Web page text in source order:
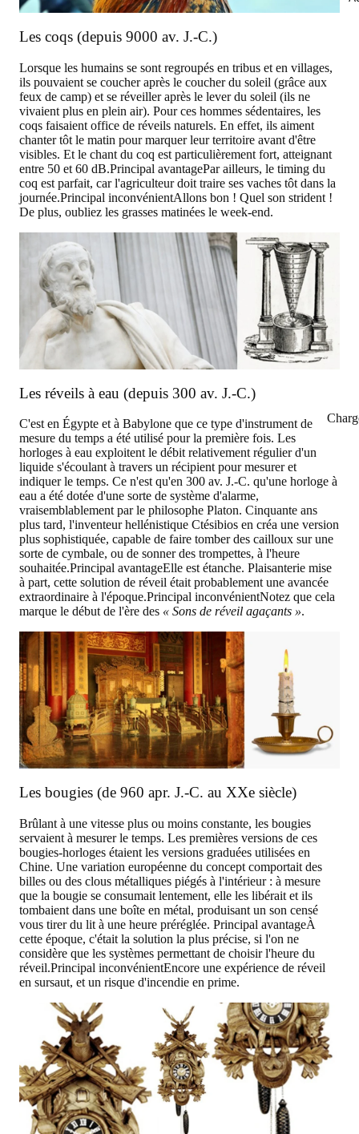
Les coqs (depuis 9000 av. J.-C.)
Lorsque les humains se sont regroupés en tribus et en villages,
ils pouvaient se coucher après le coucher du soleil (grâce aux
feux de camp) et se réveiller après le lever du soleil (ils ne
vivaient plus en plein air). Pour ces hommes sédentaires, les
coqs faisaient office de réveils naturels. En effet, ils aiment
chanter tôt le matin pour marquer leur territoire avant d'être
visibles. Et le chant du coq est particulièrement fort, atteignant
entre 50 et 60 dB.Principal avantagePar ailleurs, le timing du
coq est parfait, car l'agriculteur doit traire ses vaches tôt dans la
journée.Principal inconvénientAllons bon ! Quel son strident !
De plus, oubliez les grasses matinées le week-end.
Les réveils à eau (depuis 300 av. J.-C.)
C'est en Égypte et à Babylone que ce type d'instrument de
mesure du temps a été utilisé pour la première fois. Les
horloges à eau exploitent le débit relativement régulier d'un
liquide s'écoulant à travers un récipient pour mesurer et
indiquer le temps. Ce n'est qu'en 300 av. J.-C. qu'une horloge à
eau a été dotée d'une sorte de système d'alarme,
vraisemblablement par le philosophe Platon. Cinquante ans
plus tard, l'inventeur hellénistique Ctésibios en créa une version
plus sophistiquée, capable de faire tomber des cailloux sur une
sorte de cymbale, ou de sonner des trompettes, à l'heure
souhaitée.Principal avantageElle est étanche. Plaisanterie mise
à part, cette solution de réveil était probablement une avancée
extraordinaire à l'époque.Principal inconvénientNotez que cela
marque le début de l'ère des « Sons de réveil agaçants ».
Les bougies (de 960 apr. J.-C. au XXe siècle)
Brûlant à une vitesse plus ou moins constante, les bougies
servaient à mesurer le temps. Les premières versions de ces
bougies-horloges étaient les versions graduées utilisées en
Chine. Une variation européenne du concept comportait des
billes ou des clous métalliques piégés à l'intérieur : à mesure
que la bougie se consumait lentement, elle les libérait et ils
tombaient dans une boîte en métal, produisant un son censé
vous tirer du lit à une heure préréglée. Principal avantageÀ
cette époque, c'était la solution la plus précise, si l'on ne
considère que les systèmes permettant de choisir l'heure du
réveil.Principal inconvénientEncore une expérience de réveil
en sursaut, et un risque d'incendie en prime.